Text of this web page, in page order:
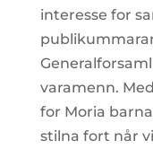
interesse for
varamenn.
for Moria
stilna fort når